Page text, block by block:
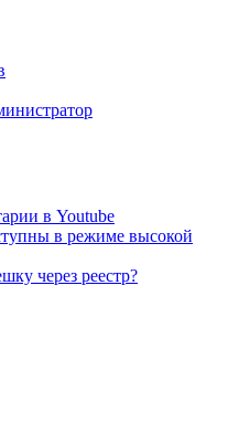
в Youtube
в режиме высокой
через реестр?